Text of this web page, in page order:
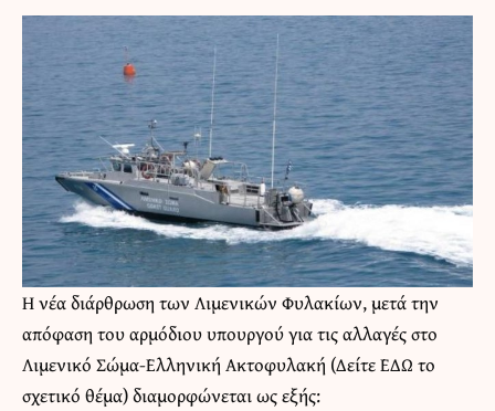
Η νέα διάρθρωση των Λιμενικών Φυλακίων, μετά την
απόφαση του αρμόδιου υπουργού για τις αλλαγές στο
Λιμενικό Σώμα-Ελληνική Ακτοφυλακή (Δείτε ΕΔΩ το
σχετικό θέμα) διαμορφώνεται ως εξής: